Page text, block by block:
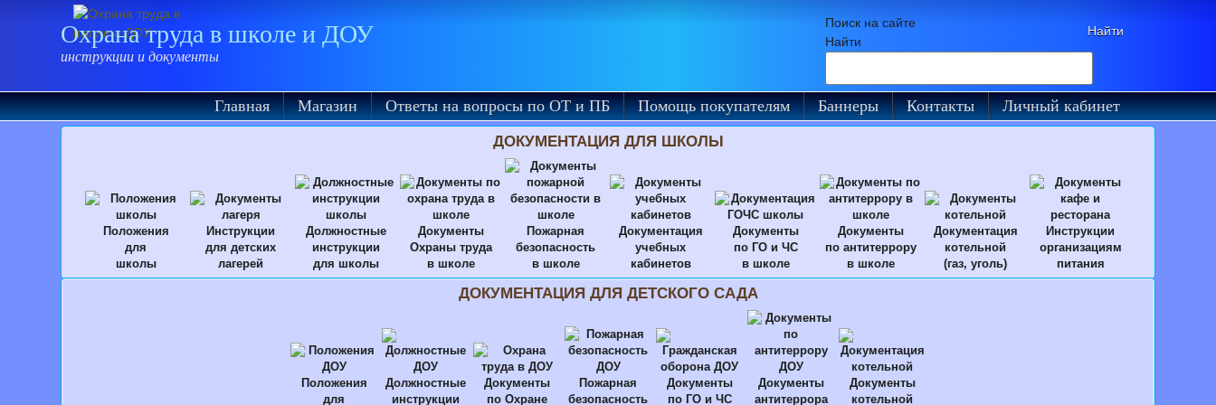
Охрана труда в школе и ДОУ
инструкции и документы
Поиск на сайте
Найти
Главная Магазин Ответы на вопросы по ОТ и ПБ Помощь покупателям Баннеры Контакты Личный кабинет
ДОКУМЕНТАЦИЯ ДЛЯ ШКОЛЫ
Положения
для
школы
Инструкции
для детских
лагерей
Должностные
инструкции
для школы
Документы
Охраны труда
в школе
Пожарная
безопасность
в школе
Документация
учебных
кабинетов
Документы
по ГО и ЧС
в школе
Документы
по антитеррору
в школе
Документация
котельной
(газ, уголь)
Инструкции
организациям
питания
ДОКУМЕНТАЦИЯ ДЛЯ ДЕТСКОГО САДА
Положения
для
Должностные
инструкции
Документы
по Охране
Пожарная
безопасность
Документы
по ГО и ЧС
Документы
антитеррора
Документы
котельной